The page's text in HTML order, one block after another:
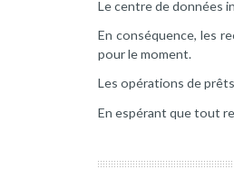
Le centre de données
En conséquence, les
pour le moment.
Les opérations de
En espérant que tout